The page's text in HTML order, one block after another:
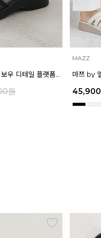
인텐스 by 엘칸토 여성 보우 디테일 플랫폼 샌들 5cm LCWW45I626
원
MAZZ
45,900